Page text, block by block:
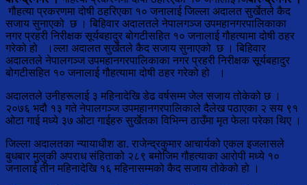
गौहत्या प्रकरणमा दोषी ठहरिएका १० जनालाई जिल्ला अदालत सुर्खेतले कैद
सजाय सुनाएको छ । बिहिवार अदालतले नेपालगञ्ज उपमहानगरपालिकाका
नगर प्रहरी निरीक्षक सूर्यबहादुर बोगटीसहित १० जनालाई गौहत्यामा दोषी ठहर
गरेको हो ।ल्ला अदालत सुर्खेतले कैद सजाय सुनाएको छ । बिहिवार
अदालतले नेपालगञ्ज उपमहानगरपालिकाका नगर प्रहरी निरीक्षक सूर्यबहादुर
बोगटीसहित १० जनालाई गौहत्यामा दोषी ठहर गरेको हो ।
अदालतले उनीहरूलाई ३ महिनादेखि डेढ वर्षसम्म जेल सजाय तोकेको छ ।
२०७६ भदौ १३ गते नेपालगञ्ज उपमहानगरपालिकाले दैलेख पठाएका २ सय ९१
ओटा गाई मध्ये ३७ ओटा गाईहरु सुर्खेतका विभिन्न ठाउँमा मृत फेला परेका थिए ।
जिल्ला अदालतका न्यायाधीश डा. राजेन्द्रकुमार आचार्यको एकल इजलासले
बुधबार मुलुकी अपराध संहिताको २८९ बमोजिम गौहत्याका आरोपी मध्ये १०
जनालाई तीन महिनादेखि १६ महिनासम्मको कैद सजाय तोकेको हो ।